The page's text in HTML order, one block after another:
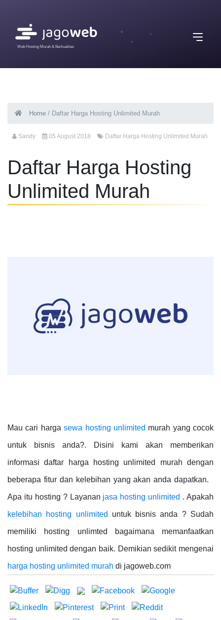
Web Hosting Murah & Berkualitas
Home / Daftar Harga Hosting Unlimited Murah
Sandy 05 August 2018 Daftar Harga Hosting Unlimited Murah
Daftar Harga Hosting
Unlimited Murah
Mau cari harga sewa hosting unlimited murah yang cocok
untuk bisnis anda?. Disini kami akan memberikan
informasi daftar harga hosting unlimited murah dengan
beberapa fitur dan kelebihan yang akan anda dapatkan.
Apa itu hosting ? Layanan jasa hosting unlimited . Apakah
kelebihan hosting unlimited untuk bisnis anda ? Sudah
memiliki hosting unlimted bagaimana memanfaatkan
hosting unlimited dengan baik. Demikian sedikit mengenai
harga hosting unlimited murah di jagoweb.com